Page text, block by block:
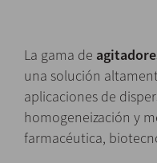
La gama de
una solución
aplicaciones de
homogeneización y
farmacéutica,